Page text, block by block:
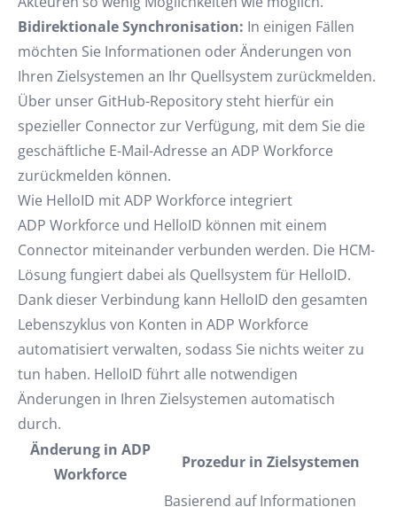
Bidirektionale Synchronisation: In einigen Fällen
möchten Sie Informationen oder Änderungen von
Ihren Zielsystemen an Ihr Quellsystem zurückmelden.
Über unser GitHub-Repository steht hierfür ein
spezieller Connector zur Verfügung, mit dem Sie die
geschäftliche E-Mail-Adresse an ADP Workforce
zurückmelden können.
Wie HelloID mit ADP Workforce integriert
ADP Workforce und HelloID können mit einem
Connector miteinander verbunden werden. Die HCM-
Lösung fungiert dabei als Quellsystem für HelloID.
Dank dieser Verbindung kann HelloID den gesamten
Lebenszyklus von Konten in ADP Workforce
automatisiert verwalten, sodass Sie nichts weiter zu
tun haben. HelloID führt alle notwendigen
Änderungen in Ihren Zielsystemen automatisch
durch.
Änderung in ADP
Workforce
Prozedur in Zielsystemen
Basierend auf Informationen